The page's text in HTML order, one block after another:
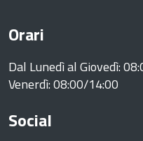
Orari
Dal Lunedì al Giovedì:
Venerdì: 08:00/14:00
Social